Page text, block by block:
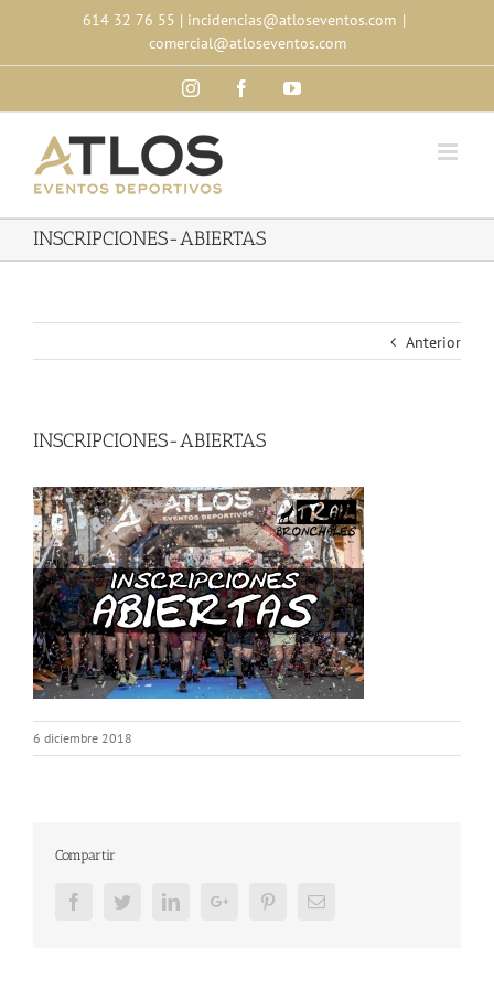
content
614 32 76 55 | incidencias@atloseventos.com |
comercial@atloseventos.com
InstagramFacebookYouTube
INSCRIPCIONES-ABIERTAS
Anterior
INSCRIPCIONES-ABIERTAS
6 diciembre 2018
Compartir
FacebookTwitterLinkedInGoogle+ PinterestEmail